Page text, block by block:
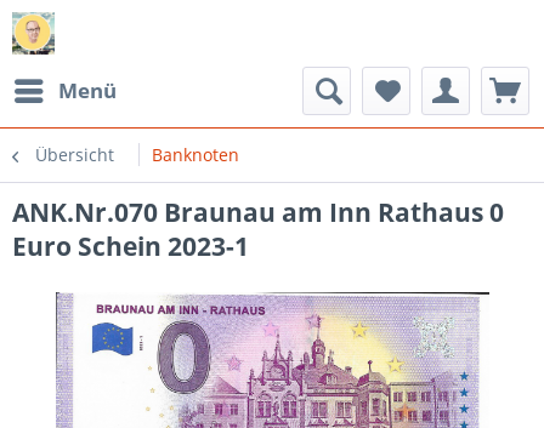
Menü
Übersicht Banknoten
ANK.Nr.070 Braunau am Inn Rathaus 0
Euro Schein 2023-1